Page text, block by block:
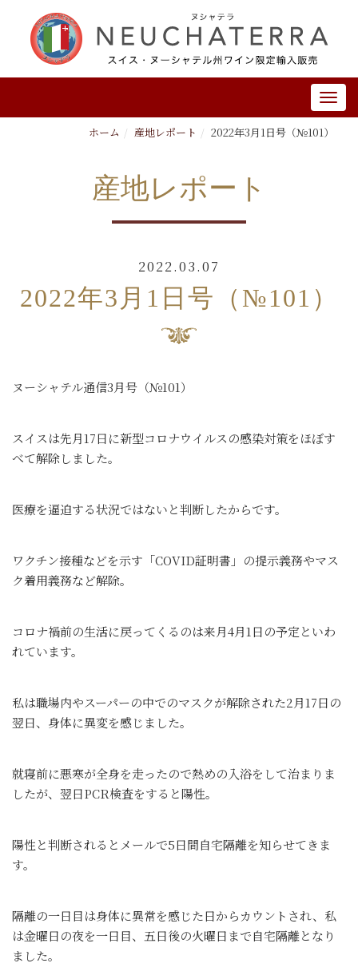
ホーム 産地レポート 2022年3月1日号（№101）
産地レポート
2022.03.07
2022年3月1日号（№101）
ヌーシャテル通信3月号（№101）
スイスは先月17日に新型コロナウイルスの感染対策をほぼす
べて解除しました。
医療を逼迫する状況ではないと判断したからです。
ワクチン接種などを示す「COVID証明書」の提示義務やマス
ク着用義務など解除。
コロナ禍前の生活に戻ってくるのは来月4月1日の予定といわ
れています。
私は職場内やスーパーの中でのマスクが解除された2月17日の
翌日、身体に異変を感じました。
就寝前に悪寒が全身を走ったので熱めの入浴をして治まりま
したが、翌日PCR検査をすると陽性。
陽性と判断されるとメールで5日間自宅隔離を知らせてきま
す。
隔離の一日目は身体に異常を感じた日からカウントされ、私
は金曜日の夜を一日目、五日後の火曜日まで自宅隔離となり
ました。